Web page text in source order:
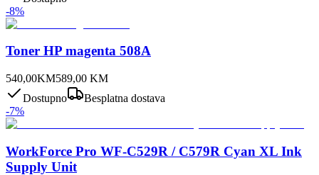
-8%
Toner HP magenta 508A
540,00KM589,00 KM
Dostupno
Besplatna dostava
-7%
WorkForce Pro WF-C529R / C579R Cyan XL Ink
Supply Unit